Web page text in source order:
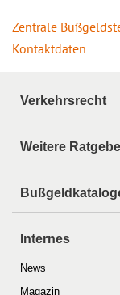
Zentrale
Kontaktdaten
Verkehrsrecht
Weitere
Internes
News
Magazin